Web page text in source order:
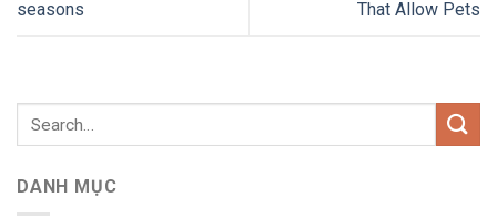
seasons
That Allow Pets
DANH MỤC